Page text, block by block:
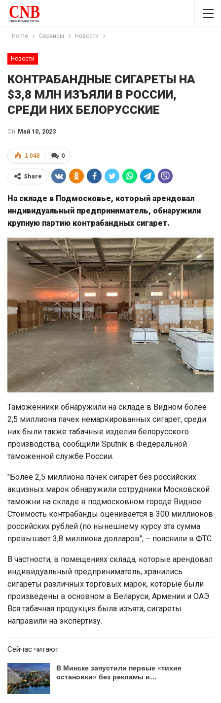
Home Сервисы Новости
Новости
КОНТРАБАНДНЫЕ СИГАРЕТЫ НА
$3,8 МЛН ИЗЪЯЛИ В РОССИИ,
СРЕДИ НИХ БЕЛОРУССКИЕ
On Май 10, 2023
0
1 048
Share
На складе в Подмосковье, который арендовал
индивидуальный предприниматель, обнаружили
крупную партию контрабандных сигарет.
Таможенники обнаружили на складе в Видном более
2,5 миллиона пачек немаркированных сигарет, среди
них были также табачные изделия белорусского
производства, сообщили Sputnik в Федеральной
таможенной службе России.
"Более 2,5 миллиона пачек сигарет без российских
акцизных марок обнаружили сотрудники Московской
таможни на складе в подмосковном городе Видное.
Стоимость контрабанды оценивается в 300 миллионов
российских рублей (по нынешнему курсу эта сумма
превышает 3,8 миллиона долларов", – пояснили в ФТС.
В частности, в помещениях склада, которые арендовал
индивидуальный предприниматель, хранились
сигареты различных торговых марок, которые были
произведены в основном в Беларуси, Армении и ОАЭ.
Вся табачная продукция была изъята, сигареты
направили на экспертизу.
Сейчас читают
В Минске запустили первые «тихие
остановки» без рекламы и…